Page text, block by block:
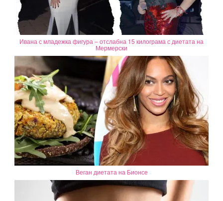
Ивана с младежка фигура – отслабна 15 килограма с диетата на
Мермерски
Веган диетата на Бионсе